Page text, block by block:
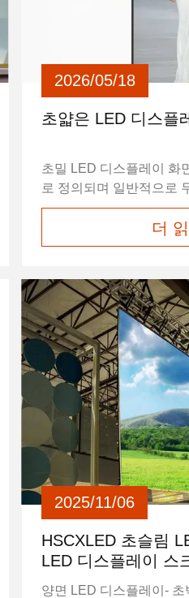
2026/05/18
초얇은 LED 디스플
초밀 LED 디스플레이 화
로 정의되며 일반적으로
다.24mm/복면:30mm) ∆
되고 현대적인 미용이 원
적입니다.초 얇은 모델은
로 설계 및 가벼운 재료로
핑몰, 공항, 호텔 및 주거
적합합니다. 초얇은 LED
몇 가지 주요 기술 발전
째, HSCXLED는 소형
용하여 ...
더 읽
2025/11/06
HSCXLED 초슬림
LED 디스플레이 스
디스플레이의 새로
양면 LED 디스플레이- 초